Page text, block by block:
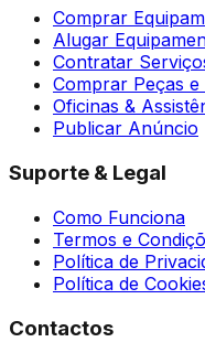
Comprar
Alugar
Contratar
Comprar Peças e
Oficinas &
Publicar Anúncio
Suporte & Legal
Como Funciona
Termos e
Política de
Política de
Contactos